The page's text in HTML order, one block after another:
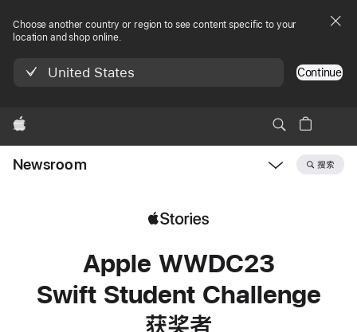
Choose another country or region to see content specific to your
location and shop online.
United States Continue
Apple
Newsroom 搜索
Apple WWDC23
Swift Student Challenge
获奖者